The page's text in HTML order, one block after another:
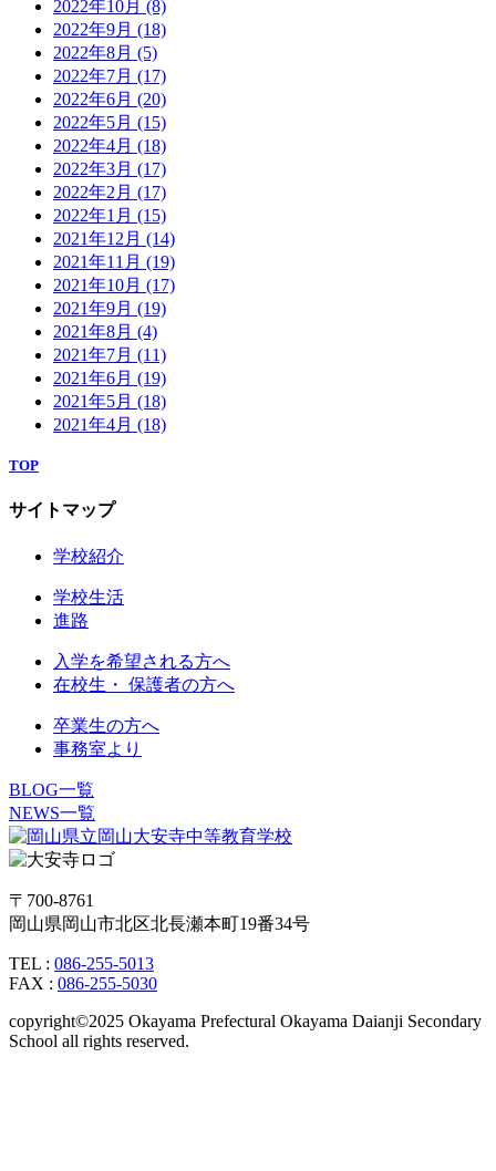
2022年10月 (8)
2022年9月 (18)
2022年8月 (5)
2022年7月 (17)
2022年6月 (20)
2022年5月 (15)
2022年4月 (18)
2022年3月 (17)
2022年2月 (17)
2022年1月 (15)
2021年12月 (14)
2021年11月 (19)
2021年10月 (17)
2021年9月 (19)
2021年8月 (4)
2021年7月 (11)
2021年6月 (19)
2021年5月 (18)
2021年4月 (18)
TOP
サイトマップ
学校紹介
学校生活
進路
入学を希望される方へ
在校生・ 保護者の方へ
卒業生の方へ
事務室より
BLOG一覧
NEWS一覧
〒700-8761
岡山県岡山市北区北長瀬本町19番34号
TEL : 086-255-5013
FAX : 086-255-5030
copyright©2025 Okayama Prefectural Okayama Daianji Secondary
School all rights reserved.